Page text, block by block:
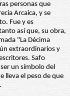
personas que
Arcaica, y se
Fue y es
así que, su obra,
"La Décima
extraordinarios y
Safo
un símbolo del
lleva el peso de que
.